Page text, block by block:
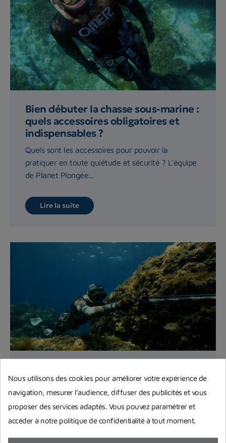
Bien débuter la chasse sous-marine :
quels accessoires obligatoires et
indispensables ?
Quels sont les accessoires pour pouvoir la
pratiquer en toute quiétude et sécurité ? L'équipe
de Planet Plongée...
Lire la suite
à tête ouverte
Vous souhaitez apprendre à monter vous-même
votre fusil harpon à tête ouverte ? On vous
explique précisément...
Nous utilisons des cookies pour améliorer votre expérience de
navigation, mesurer l’audience, diffuser des publicités et vous
proposer des services adaptés. Vous pouvez paramétrer et
accéder à notre politique de confidentialité à tout moment.